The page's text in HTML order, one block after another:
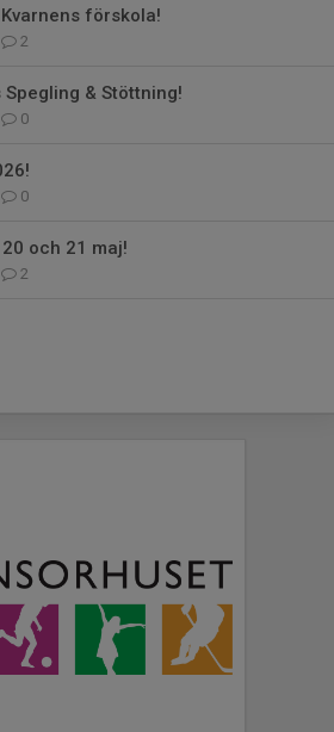
förskola!
2
& Stöttning!
0
0
och 21 maj!
2